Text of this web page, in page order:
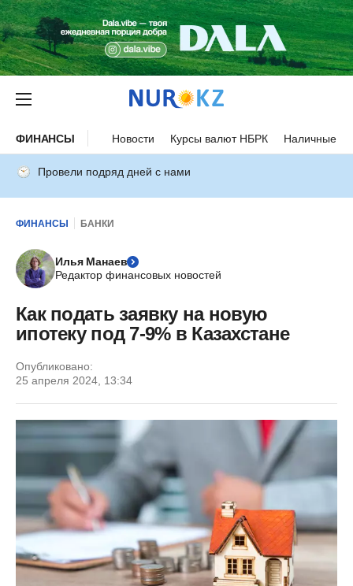
ФИНАНСЫ Новости Курсы валют НБРК Наличные
Провели подряд дней с нами
ФИНАНСЫ БАНКИ
Илья Манаев
Редактор финансовых новостей
Как подать заявку на новую
ипотеку под 7-9% в Казахстане
Опубликовано:
25 апреля 2024, 13:34